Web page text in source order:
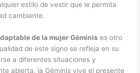
estilo de vestir que le permita
cambiante.
de la mujer Géminis es otro
de este signo se refleja en su
a diferentes situaciones y
abierta, la Géminis vive el presente